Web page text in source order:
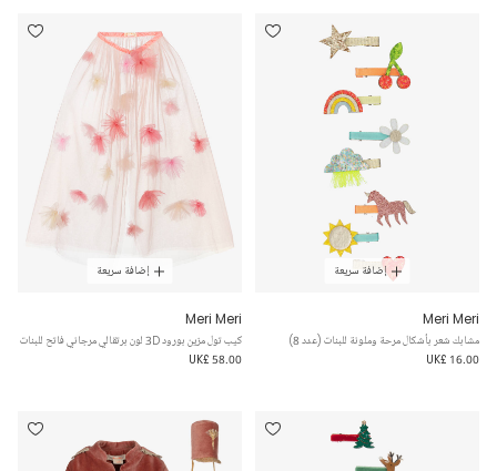
إضافة سريعة
Meri Meri
مشابك شعر بأشكال مرحة وملونة للبنات (عدد 8)
UK£ 16.00
إضافة سريعة
Meri Meri
كيب تول مزين بورود 3D لون برتقالي مرجاني فاتح للبنات
UK£ 58.00